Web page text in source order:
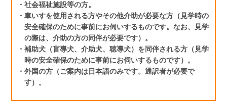
乳製品の工場
明治なるほどファクトリー
愛知
見学予約・お問い合わせ
・社会福祉施設等の方。
・車いすを使用される方やその他介助が必要な方（見学時の
安全確保のために事前にお伺いするものです。なお、見学
の際は、介助の方の同伴が必要です）。
・補助犬（盲導犬、介助犬、聴導犬）を同伴される方（見学
時の安全確保のために事前にお伺いするものです）。
・外国の方（ご案内は日本語のみです。通訳者が必要で
す）。